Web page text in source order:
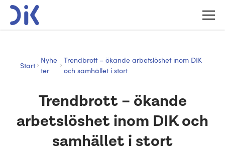
Start
Nyhe
ter
Trendbrott – ökande arbetslöshet inom DIK
och samhället i stort
Trendbrott – ökande
arbetslöshet inom DIK och
samhället i stort